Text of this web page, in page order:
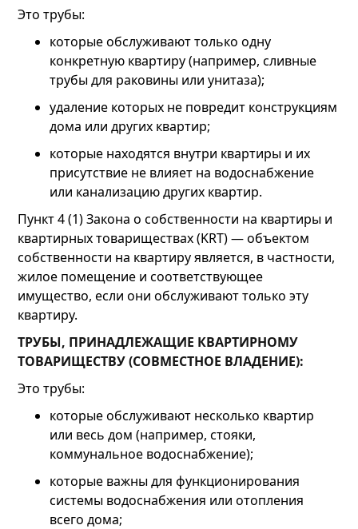
Это трубы:
которые обслуживают только одну
конкретную квартиру (например, сливные
трубы для раковины или унитаза);
удаление которых не повредит конструкциям
дома или других квартир;
которые находятся внутри квартиры и их
присутствие не влияет на водоснабжение
или канализацию других квартир.
Пункт 4 (1) Закона о собственности на квартиры и
квартирных товариществах (KRT) — объектом
собственности на квартиру является, в частности,
жилое помещение и соответствующее
имущество, если они обслуживают только эту
квартиру.
ТРУБЫ, ПРИНАДЛЕЖАЩИЕ КВАРТИРНОМУ
ТОВАРИЩЕСТВУ (СОВМЕСТНОЕ ВЛАДЕНИЕ):
Это трубы:
которые обслуживают несколько квартир
или весь дом (например, стояки,
коммунальное водоснабжение);
которые важны для функционирования
системы водоснабжения или отопления
всего дома;